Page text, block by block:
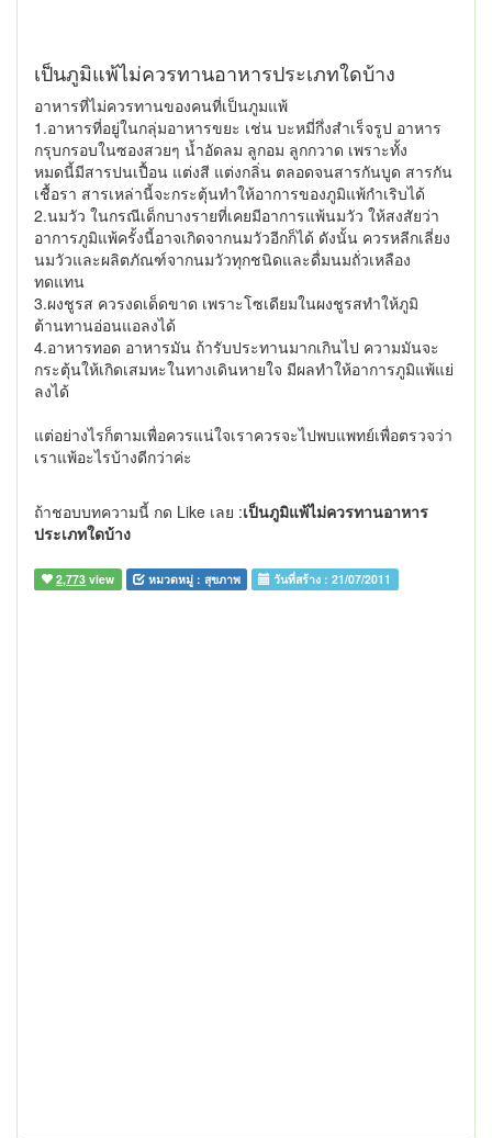
เป็นภูมิแพ้ไม่ควรทานอาหารประเภทใดบ้าง
อาหารที่ไม่ควรทานของคนที่เป็นภูมแพ้
1.อาหารที่อยู่ในกลุ่มอาหารขยะ เช่น บะหมี่กึ่งสำเร็จรูป อาหาร
กรุบกรอบในซองสวยๆ น้ำอัดลม ลูกอม ลูกกวาด เพราะทั้ง
หมดนี้มีสารปนเปื้อน แต่งสี แต่งกลิ่น ตลอดจนสารกันบูด สารกัน
เชื้อรา สารเหล่านี้จะกระตุ้นทำให้อาการของภูมิแพ้กำเริบได้
2.นมวัว ในกรณีเด็กบางรายที่เคยมีอาการแพ้นมวัว ให้สงสัยว่า
อาการภูมิแพ้ครั้งนี้อาจเกิดจากนมวัวอีกก็ได้ ดังนั้น ควรหลีกเลี่ยง
นมวัวและผลิตภัณฑ์จากนมวัวทุกชนิดและดื่มนมถั่วเหลือง
ทดแทน
3.ผงชูรส ควรงดเด็ดขาด เพราะโซเดียมในผงชูรสทำให้ภูมิ
ต้านทานอ่อนแอลงได้
4.อาหารทอด อาหารมัน ถ้ารับประทานมากเกินไป ความมันจะ
กระตุ้นให้เกิดเสมหะในทางเดินหายใจ มีผลทำให้อาการภูมิแพ้แย่
ลงได้
แต่อย่างไรก็ตามเพื่อควรแน่ใจเราควรจะไปพบแพทย์เพื่อตรวจว่า
เราแพ้อะไรบ้างดีกว่าค่ะ
ถ้าชอบบทความนี้ กด Like เลย :เป็นภูมิแพ้ไม่ควรทานอาหาร
ประเภทใดบ้าง
2,773 view หมวดหมู่ : สุขภาพ วันที่สร้าง :21/07/2011